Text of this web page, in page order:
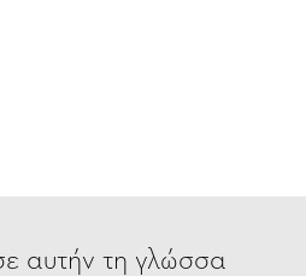
αυτήν τη γλώσσα